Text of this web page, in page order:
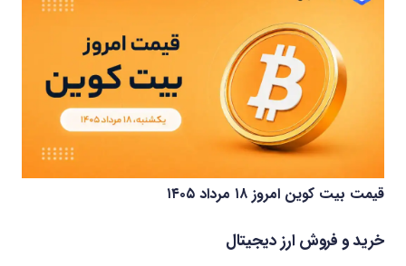
قیمت بیت کوین امروز ۱۸ مرداد ۱۴۰۵
خرید و فروش ارز دیجیتال